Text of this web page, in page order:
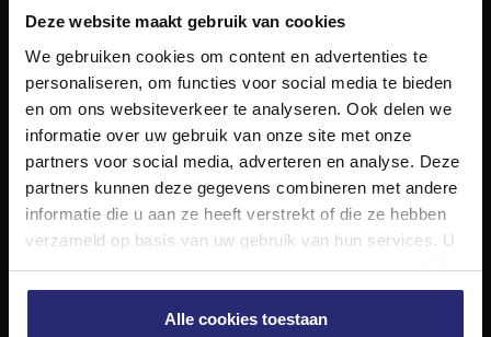
Deze website maakt gebruik van cookies
We gebruiken cookies om content en advertenties te
personaliseren, om functies voor social media te bieden
en om ons websiteverkeer te analyseren. Ook delen we
informatie over uw gebruik van onze site met onze
partners voor social media, adverteren en analyse. Deze
partners kunnen deze gegevens combineren met andere
informatie die u aan ze heeft verstrekt of die ze hebben
verzameld op basis van uw gebruik van hun services. U
gaat akkoord met onze cookies als u onze website blijft
gebruiken.
Alle cookies toestaan
NET Makelaars
NET Makelaars is een modern makelaarskantoor met
decennialange ervaring in het vak en diepgaande kennis
van de huizenmarkt in Haarlem en omstreken.
Volg ons op
Diensten